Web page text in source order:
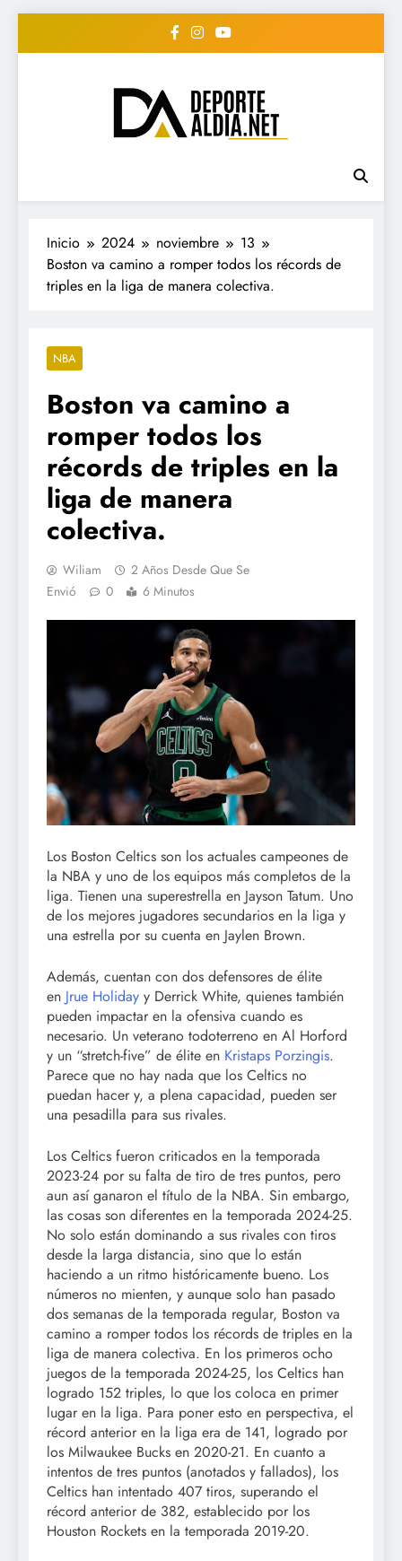
• DEPORTE AL DIA •
"Periodico Deportivo
Digital"
#deportealdiard #deportealdiaperiodico
Inicio 2024 noviembre
13
Boston va camino a romper todos los récords de
triples en la liga de manera colectiva.
NBA
Boston va camino a
romper todos los
récords de triples en la
liga de manera
colectiva.
Wiliam
2 Años Desde Que Se
Envió
0 6 Minutos
Los Boston Celtics son los actuales campeones de
la NBA y uno de los equipos más completos de la
liga. Tienen una superestrella en Jayson Tatum. Uno
de los mejores jugadores secundarios en la liga y
una estrella por su cuenta en Jaylen Brown.
Además, cuentan con dos defensores de élite
en Jrue Holiday y Derrick White, quienes también
pueden impactar en la ofensiva cuando es
necesario. Un veterano todoterreno en Al Horford
y un “stretch-five” de élite en Kristaps Porzingis.
Parece que no hay nada que los Celtics no
puedan hacer y, a plena capacidad, pueden ser
una pesadilla para sus rivales.
Los Celtics fueron criticados en la temporada
2023-24 por su falta de tiro de tres puntos, pero
aun así ganaron el título de la NBA. Sin embargo,
las cosas son diferentes en la temporada 2024-25.
No solo están dominando a sus rivales con tiros
desde la larga distancia, sino que lo están
haciendo a un ritmo históricamente bueno. Los
números no mienten, y aunque solo han pasado
dos semanas de la temporada regular, Boston va
camino a romper todos los récords de triples en la
liga de manera colectiva. En los primeros ocho
juegos de la temporada 2024-25, los Celtics han
logrado 152 triples, lo que los coloca en primer
lugar en la liga. Para poner esto en perspectiva, el
récord anterior en la liga era de 141, logrado por
los Milwaukee Bucks en 2020-21. En cuanto a
intentos de tres puntos (anotados y fallados), los
Celtics han intentado 407 tiros, superando el
récord anterior de 382, establecido por los
Houston Rockets en la temporada 2019-20.